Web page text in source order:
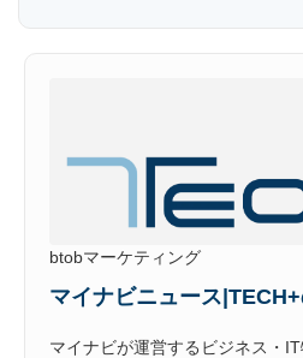
btobマーケティング
マイナビニュース
マイナビが運営するビジネス・